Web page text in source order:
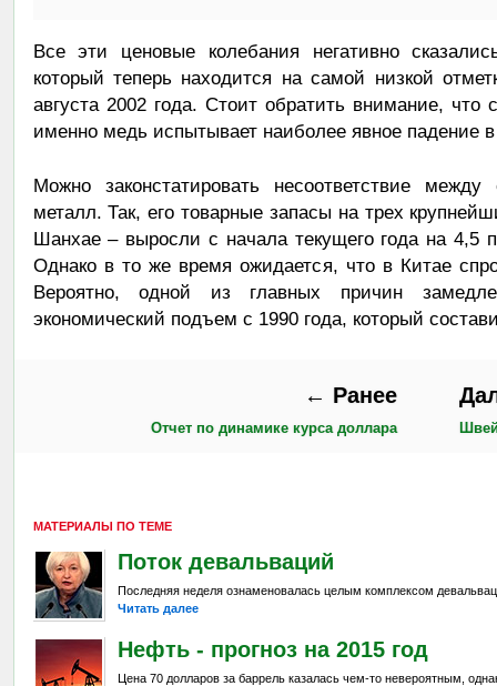
Все эти ценовые колебания негативно
который теперь находится на самой низкой
августа 2002 года. Стоит обратить внимание, что
именно медь испытывает наиболее явное падение
Можно законстатировать несоответствие
металл. Так, его товарные запасы на трех
Шанхае – выросли с начала текущего года на 4,5
Однако в то же время ожидается, что в Китае
Вероятно, одной из главных причин
экономический подъем с 1990 года, который
← Ранее
Отчет по динамике курса доллара
МАТЕРИАЛЫ ПО ТЕМЕ
Поток девальваций
Последняя неделя ознаменовалась целым комплексом
Читать далее
Нефть - прогноз на 2015 год
Цена 70 долларов за баррель казалась чем-то невероятным,